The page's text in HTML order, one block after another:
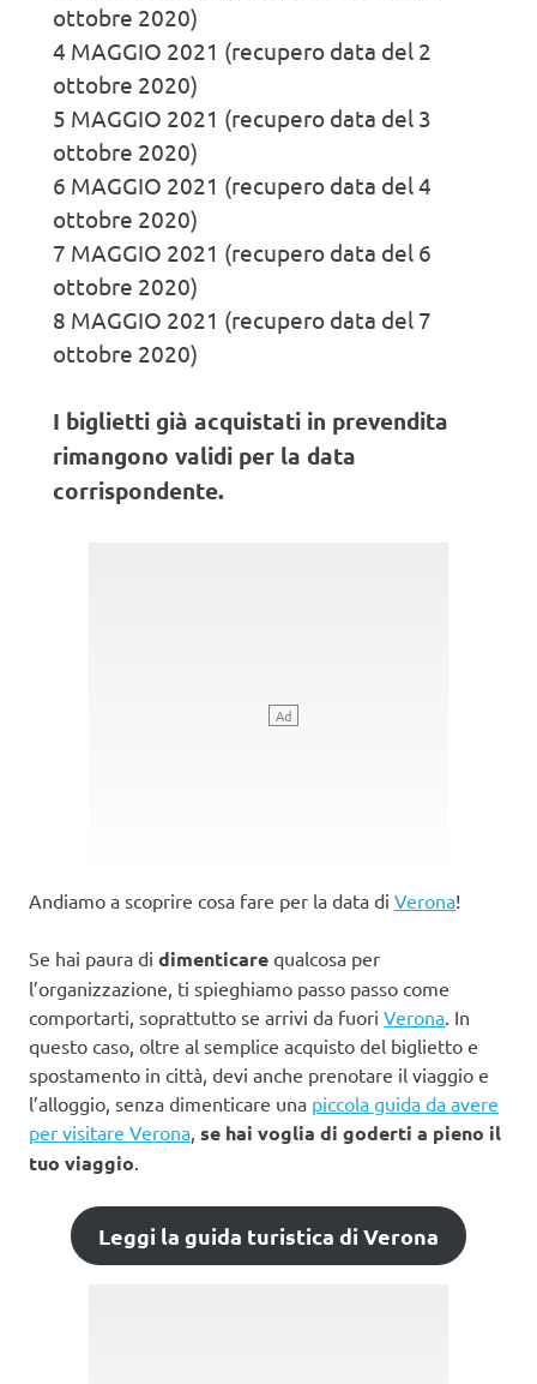
ottobre 2020)
4 MAGGIO 2021 (recupero data del 2
ottobre 2020)
5 MAGGIO 2021 (recupero data del 3
ottobre 2020)
6 MAGGIO 2021 (recupero data del 4
ottobre 2020)
7 MAGGIO 2021 (recupero data del 6
ottobre 2020)
8 MAGGIO 2021 (recupero data del 7
ottobre 2020)
I biglietti già acquistati in prevendita
rimangono validi per la data
corrispondente.
Andiamo a scoprire cosa fare per la data di Verona!
Se hai paura di dimenticare qualcosa per
l’organizzazione, ti spieghiamo passo passo come
comportarti, soprattutto se arrivi da fuori Verona . In
questo caso, oltre al semplice acquisto del biglietto e
spostamento in città, devi anche prenotare il viaggio e
l’alloggio, senza dimenticare una piccola guida da avere
per visitare Verona se hai voglia di goderti a pieno il
tuo viaggio
Leggi la guida turistica di Verona